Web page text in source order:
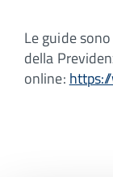
Le guide
della
online: